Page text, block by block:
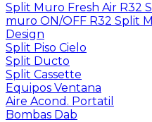
Split Muro Fresh Air R32
muro ON/OFF R32 Split
Design
Split Piso Cielo
Split Ducto
Split Cassette
Equipos Ventana
Aire Acond. Portatil
Bombas Dab